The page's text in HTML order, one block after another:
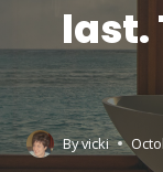
last.
Byvicki